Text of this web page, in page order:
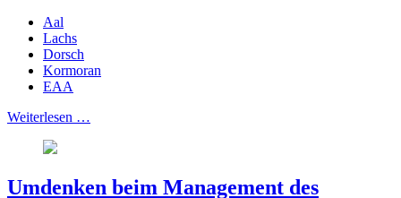
Aal
Lachs
Dorsch
Kormoran
EAA
Weiterlesen …
Umdenken beim Management des